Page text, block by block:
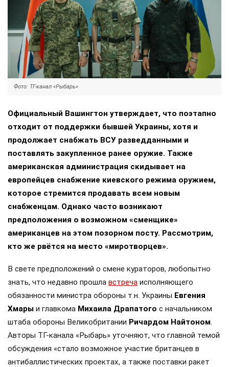
Фото: ТГ-канал «Рыбарь»
Официальный Вашингтон утверждает, что поэтапно
отходит от поддержки бывшей Украины, хотя и
продолжает снабжать ВСУ разведданными и
поставлять закупленное ранее оружие. Также
американская администрация скидывает на
европейцев снабжение киевского режима оружием,
которое стремится продавать всем новым
снабженцам. Однако часто возникают
предположения о возможном «сменщике»
американцев на этом позорном посту. Рассмотрим,
кто же рвётся на место «миротворцев».
В свете предположений о смене кураторов, любопытно
знать, что недавно прошла встреча исполняющего
обязанности министра обороны т.н. Украины Евгения
Хмары и главкома Михаила Драпатого с начальником
штаба обороны Великобритании Ричардом Найтоном.
Авторы ТГ-канала «Рыбарь» уточняют, что главной темой
обсуждения «стало возможное участие британцев в
антибаллистических проектах, а также поставки ракет